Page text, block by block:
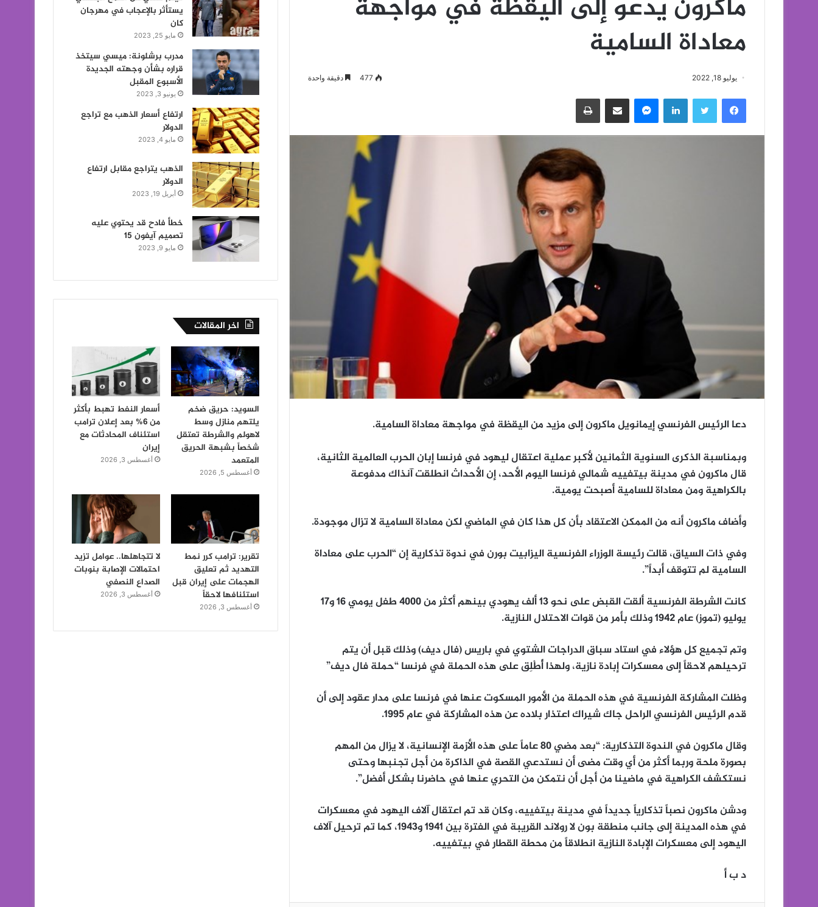
ماكرون يدعو إلى اليقظة في مواجهة
معاداة السامية
يوليو 18, 2022 477 دقيقة واحدة
فيسبوك تويتر لينكدإن ماسنجر مشاركة عبر البريد طباعة
دعا الرئيس الفرنسي إيمانويل ماكرون إلى مزيد من اليقظة في مواجهة معاداة السامية.
وبمناسبة الذكرى السنوية الثمانين لأكبر عملية اعتقال ليهود في فرنسا إبان الحرب العالمية الثانية،
قال ماكرون في مدينة بيتفييه شمالي فرنسا اليوم الأحد، إن الأحداث انطلقت آنذاك مدفوعة
بالكراهية ومن معاداة للسامية أصبحت يومية.
وأضاف ماكرون أنه من الممكن الاعتقاد بأن كل هذا كان في الماضي لكن معاداة السامية لا تزال موجودة.
وفي ذات السياق، قالت رئيسة الوزراء الفرنسية اليزابيت بورن في ندوة تذكارية إن “الحرب على معاداة
السامية لم تتوقف أبداً”.
كانت الشرطة الفرنسية ألقت القبض على نحو 13 ألف يهودي بينهم أكثر من 4000 طفل يومي 16 و17
يوليو (تموز) عام 1942 وذلك بأمر من قوات الاحتلال النازية.
وتم تجميع كل هؤلاء في استاد سباق الدراجات الشتوي في باريس (فال ديف) وذلك قبل أن يتم
ترحيلهم لاحقاً إلى معسكرات إبادة نازية، ولهذا أُطْلِق على هذه الحملة في فرنسا “حملة فال ديف”
وظلت المشاركة الفرنسية في هذه الحملة من الأمور المسكوت عنها في فرنسا على مدار عقود إلى أن
قدم الرئيس الفرنسي الراحل جاك شيراك اعتذار بلاده عن هذه المشاركة في عام 1995.
وقال ماكرون في الندوة التذكارية: “بعد مضي 80 عاماً على هذه الأزمة الإنسانية، لا يزال من المهم
بصورة ملحة وربما أكثر من أي وقت مضى أن نستدعي القصة في الذاكرة من أجل تجنبها وحتى
نستكشف الكراهية في ماضينا من أجل أن نتمكن من التحري عنها في حاضرنا بشكل أفضل”.
ودشن ماكرون نصباً تذكارياً جديداً في مدينة بيتفييه، وكان قد تم اعتقال آلاف اليهود في معسكرات
في هذه المدينة إلى جانب منطقة بون لا رولاند القريبة في الفترة بين 1941 و1943، كما تم ترحيل آلاف
اليهود إلى معسكرات الإبادة النازية انطلاقاً من محطة القطار في بيتفييه.
د ب أ
يستأثر بالإعجاب في مهرجان
كان
مايو 25, 2023
مدرب برشلونة: ميسي سيتخذ
قراره بشأن وجهته الجديدة
الأسبوع المقبل
يونيو 3, 2023
ارتفاع أسعار الذهب مع تراجع
الدولار
مايو 4, 2023
الذهب يتراجع مقابل ارتفاع
الدولار
أبريل 19, 2023
خطأ فادح قد يحتوي عليه
تصميم آيفون 15
مايو 9, 2023
اخر المقالات
السويد: حريق ضخم
يلتهم منازل وسط
لاهولم والشرطة تعتقل
شخصاً بشبهة الحريق
المتعمد
أغسطس 5, 2026
أسعار النفط تهبط بأكثر
من 6% بعد إعلان ترامب
استئناف المحادثات مع
إيران
أغسطس 3, 2026
تقرير: ترامب كرر نمط
التهديد ثم تعليق
الهجمات على إيران قبل
استئنافها لاحقاً
أغسطس 3, 2026
لا تتجاهلها.. عوامل تزيد
احتمالات الإصابة بنوبات
الصداع النصفي
أغسطس 3, 2026